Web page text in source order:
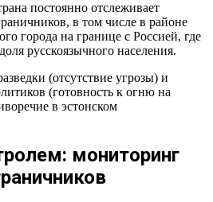
постоянно отслеживает
в том числе в районе
города на границе с Россией, где
русскоязычного населения.
(отсутствие угрозы) и
(готовность к огню на
в эстонском
мониторинг